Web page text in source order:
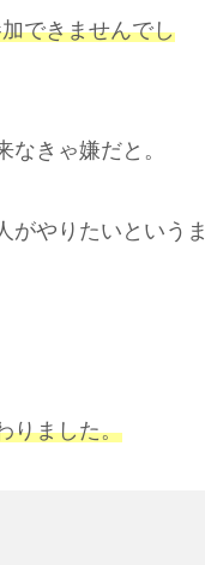
できませんでし
きゃ嫌だと。
がやりたいというま
りました。